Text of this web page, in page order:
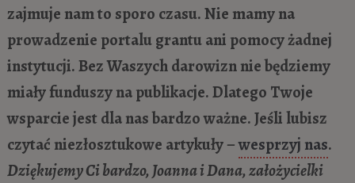
zajmuje nam to sporo czasu. Nie mamy na
prowadzenie portalu grantu ani pomocy żadnej
instytucji. Bez Waszych darowizn nie będziemy
miały funduszy na publikacje. Dlatego Twoje
wsparcie jest dla nas bardzo ważne. Jeśli lubisz
czytać niezłosztukowe artykuły –wesprzyj nas.
Dziękujemy Ci bardzo, Joanna i Dana, założycielki